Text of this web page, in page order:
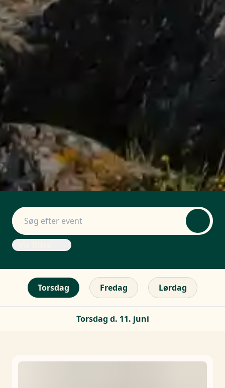
Torsdag Fredag Lørdag
Torsdag d. 11. juni